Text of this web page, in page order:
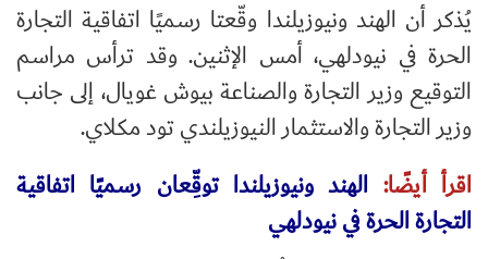
يُذكر أن الهند ونيوزيلندا وقّعتا رسميًا اتفاقية التجارة
الحرة في نيودلهي، أمس الإثنين. وقد ترأس مراسم
التوقيع وزير التجارة والصناعة بيوش غويال، إلى جانب
وزير التجارة والاستثمار النيوزيلندي تود مكلاي.
اقرأ أيضًا: الهند ونيوزيلندا توقِّعان رسميًا اتفاقية
التجارة الحرة في نيودلهي